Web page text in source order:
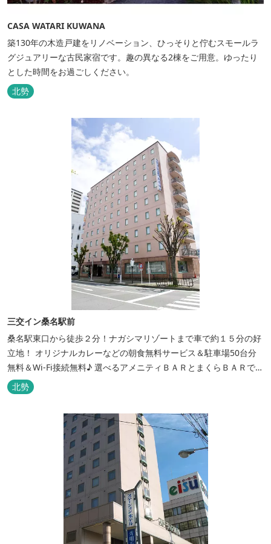
CASA WATARI KUWANA
築130年の木造戸建をリノベーション、ひっそりと佇むスモールラ
グジュアリーな古民家宿です。趣の異なる2棟をご用意。ゆったり
とした時間をお過ごしください。
北勢
三交イン桑名駅前
桑名駅東口から徒歩２分！ナガシマリゾートまで車で約１５分の好
立地！ オリジナルカレーなどの朝食無料サービス＆駐車場50台分
無料＆Wi-Fi接続無料♪ 選べるアメニティＢＡＲとまくらＢＡＲで快
適な滞在をサポート！
北勢